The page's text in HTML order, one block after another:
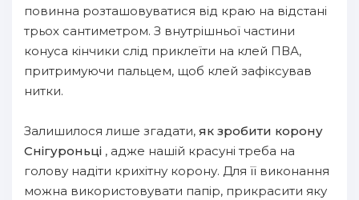
повинна розташовуватися від краю на відстані
трьох сантиметром. З внутрішньої частини
конуса кінчики слід приклеїти на клей ПВА,
притримуючи пальцем, щоб клей зафіксував
нитки.
Залишилося лише згадати, як зробити корону
Снігуроньці , адже нашій красуні треба на
голову надіти крихітну корону. Для її виконання
можна використовувати папір, прикрасити яку